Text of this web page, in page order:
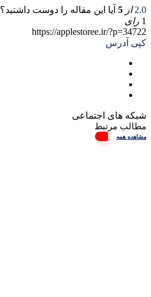
2.0 از 5 آیا این مقاله را دوست داشتید؟
1 رای
https://applestoree.ir/?p=34722
کپی آدرس
شبکه های اجتماعی
مطالب مرتبط
مشاهده همه